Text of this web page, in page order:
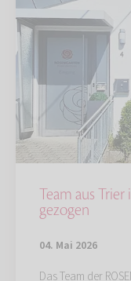
Team aus
gezogen
04. Mai 2026
Das Team der